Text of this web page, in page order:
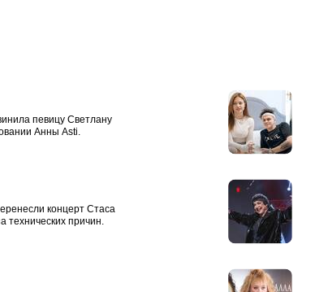
певицу Светлану
Анны Asti.
концерт Стаса
технических причин.